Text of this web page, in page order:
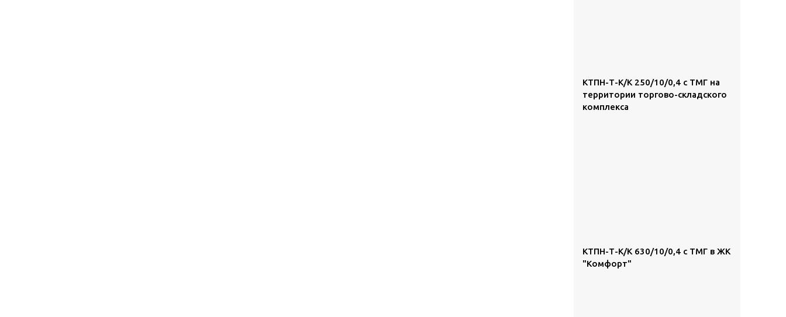
КТПН-Т-К/К 250/10/0,4 с ТМГ на
территории торгово-складского
комплекса
КТПН-Т-К/К 630/10/0,4 с ТМГ в ЖК
"Комфорт"